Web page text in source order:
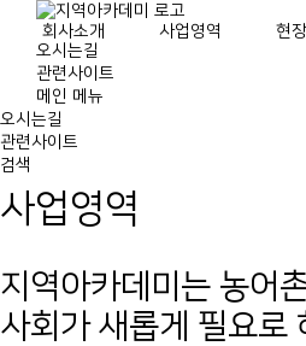
content
회사소개 사업영역 현
오시는길
관련사이트
메인 메뉴
오시는길
관련사이트
검색
사업영역
지역아카데미는 농어
사회가 새롭게 필요로